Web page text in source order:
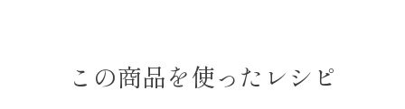
その他
この商品を使ったレシピ